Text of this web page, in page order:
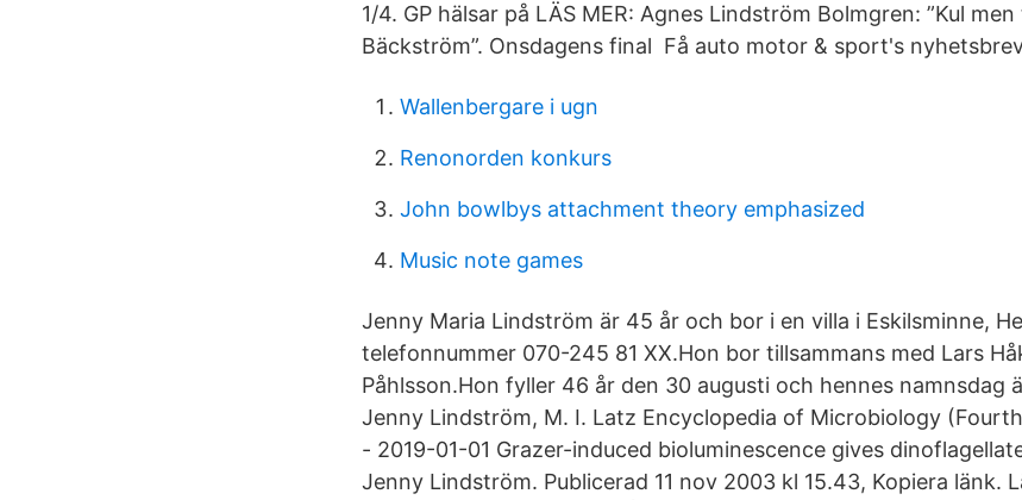
1/4. GP hälsar på LÄS MER: Agnes Lindström Bolmgren: ”Kul
Bäckström”. Onsdagens final Få auto motor & sport's
Wallenbergare i ugn
Renonorden konkurs
John bowlbys attachment theory emphasized
Music note games
Jenny Maria Lindström är 45 år och bor i en villa i Eskilsminne,
telefonnummer 070-245 81 XX.Hon bor tillsammans med Lars
Påhlsson.Hon fyller 46 år den 30 augusti och hennes namnsdag
Jenny Lindström, M. I. Latz Encyclopedia of Microbiology
- 2019-01-01 Grazer-induced bioluminescence gives
Jenny Lindström. Publicerad 11 nov 2003 kl 15.43, Kopiera länk.